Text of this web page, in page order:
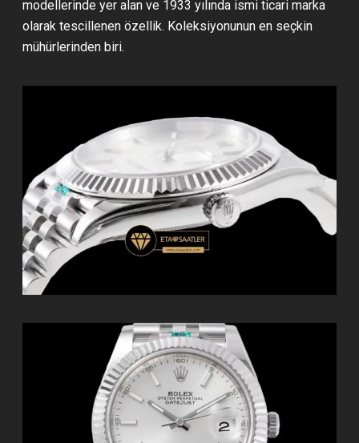
modellerinde yer alan ve 1933 yılında ismi ticari marka
olarak tescillenen özellik. Koleksiyonunun en seçkin
mühürlerinden biri.